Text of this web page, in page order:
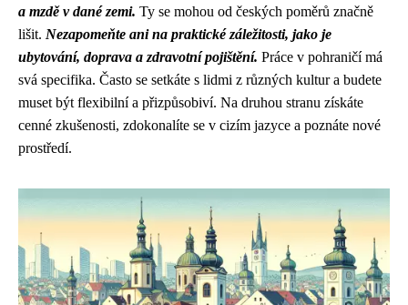
a mzdě v dané zemi. Ty se mohou od českých poměrů značně
lišit. Nezapomeňte ani na praktické záležitosti, jako je
ubytování, doprava a zdravotní pojištění. Práce v pohraničí má
svá specifika. Často se setkáte s lidmi z různých kultur a budete
muset být flexibilní a přizpůsobiví. Na druhou stranu získáte
cenné zkušenosti, zdokonalíte se v cizím jazyce a poznáte nové
prostředí.